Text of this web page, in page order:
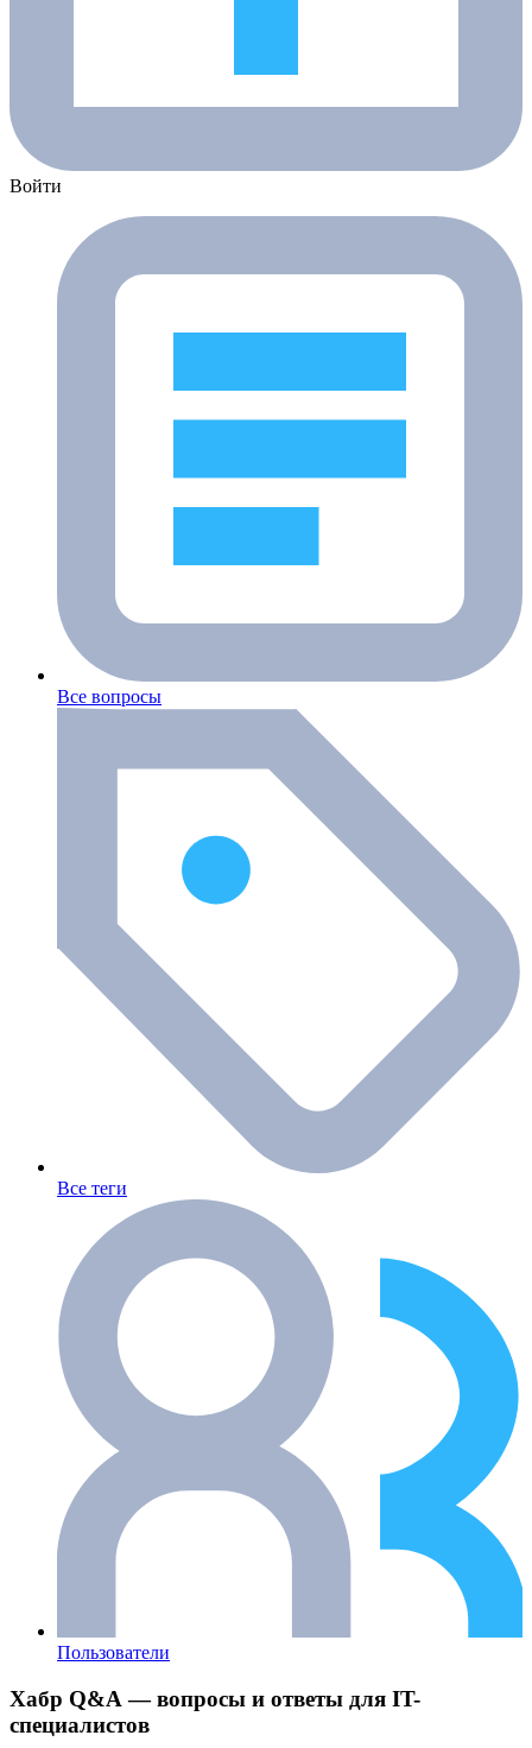
Войти
Все вопросы
Все теги
Пользователи
Хабр Q&A — вопросы и ответы для IT-
специалистов